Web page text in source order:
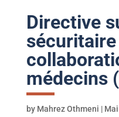
Directive
médecins
by Mahrez Othmeni |